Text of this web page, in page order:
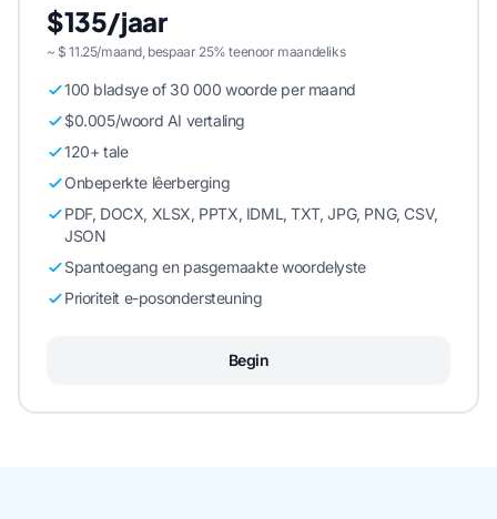
$135/jaar
~ $ 11.25/maand, bespaar 25% teenoor maandeliks
100 bladsye of 30 000 woorde per maand
$0.005/woord AI vertaling
120+ tale
Onbeperkte lêerberging
PDF, DOCX, XLSX, PPTX, IDML, TXT, JPG, PNG, CSV,
JSON
Spantoegang en pasgemaakte woordelyste
Prioriteit e-posondersteuning
Begin